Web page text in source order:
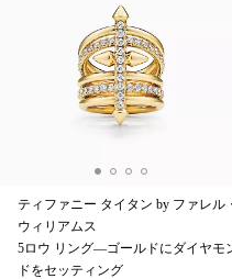
ティファニー タイタン by ファレル・
ウィリアムス
5ロウ リング—ゴールドにダイヤモン